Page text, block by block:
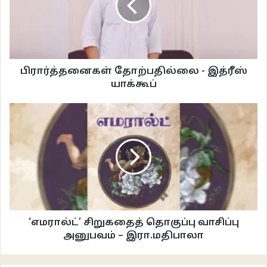
‘’சரி சரி… இப்போது மட்டும் என்ன? அந்த இரண்டு பேருக்கும் ஏதேனும்
குடைச்சல் கொடுத்தவாறு இருப்போம். அவர்களே பொறுப்பை விட்டு ஓடும்படி
செய்துவிடுவோம்’’ என்றார் மந்திரி.
பிரார்த்தனைகள் தோற்பதில்லை - இத்ரீஸ்
யாக்கூப்
‘எமரால்ட்’ சிறுகதைத் தொகுப்பு வாசிப்பு
அனுபவம் – இரா.மதிபாலா